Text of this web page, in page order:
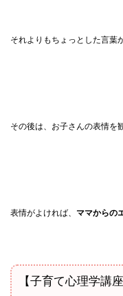
それよりもちょっとした言葉
その後は、お子さんの表情を
表情がよければ、 ママからの
【子育て心理学講座